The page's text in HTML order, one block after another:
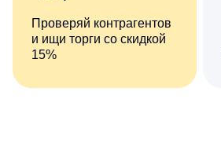
Проверяй контрагентов
и ищи торги со скидкой
15%
о компаниях и владельцах